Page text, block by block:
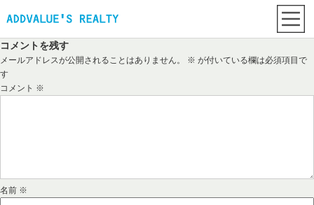
コメントを残す
メールアドレスが公開されることはありません。 ※ が付いている欄は必須項目で
す
コメント ※
名前 ※